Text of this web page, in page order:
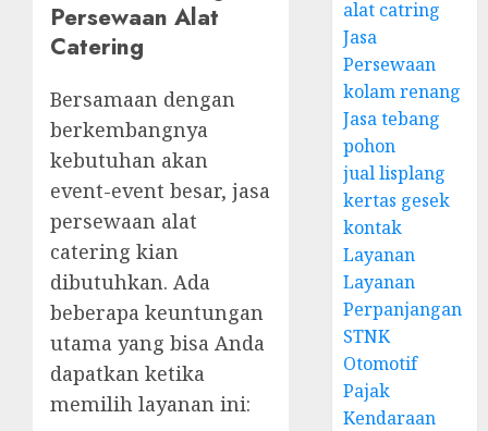
Persewaan Alat
Catering
Bersamaan dengan
berkembangnya
kebutuhan akan
event-event besar, jasa
persewaan alat
catering kian
dibutuhkan. Ada
beberapa keuntungan
utama yang bisa Anda
dapatkan ketika
memilih layanan ini:
alat catring
Jasa
Persewaan
kolam renang
Jasa tebang
pohon
jual lisplang
kertas gesek
kontak
Layanan
Layanan
Perpanjangan
STNK
Otomotif
Pajak
Kendaraan